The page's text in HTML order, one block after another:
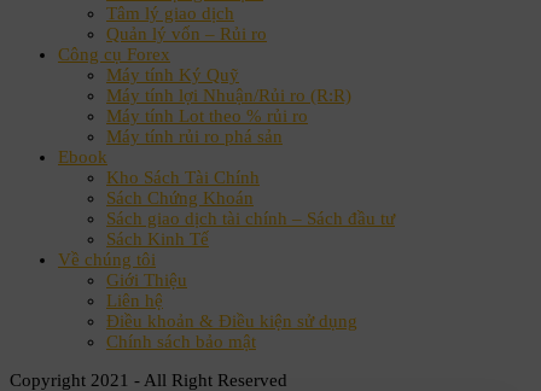
Tâm lý giao dịch
Quản lý vốn – Rủi ro
Công cụ Forex
Máy tính Ký Quỹ
Máy tính lợi Nhuận/Rủi ro (R:R)
Máy tính Lot theo % rủi ro
Máy tính rủi ro phá sản
Ebook
Kho Sách Tài Chính
Sách Chứng Khoán
Sách giao dịch tài chính – Sách đầu tư
Sách Kinh Tế
Về chúng tôi
Giới Thiệu
Liên hệ
Điều khoản & Điều kiện sử dụng
Chính sách bảo mật
Copyright 2021 - All Right Reserved